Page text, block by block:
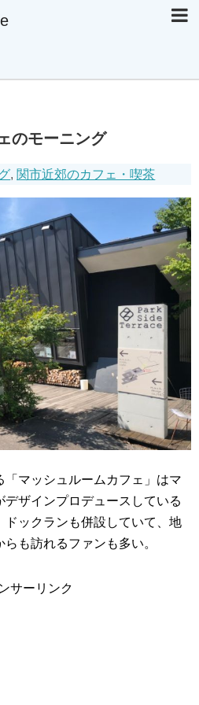
のモーニング
, 関市近郊のカフェ・喫茶
マッシュルームカフェ」はマ
デザインプロデュースしている
ドックランも併設していて、地
も訪れるファンも多い。
サーリンク